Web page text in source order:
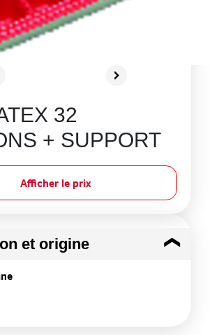
32
+ SUPPORT
Afficher le prix
et origine